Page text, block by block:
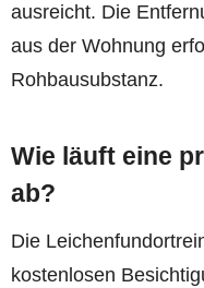
ausreicht. Die
aus der Wohnung
Rohbausubstanz.
Wie läuft eine
ab?
Die
kostenlosen